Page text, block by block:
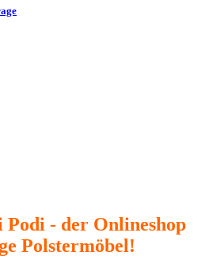
- der Onlineshop
Polstermöbel!